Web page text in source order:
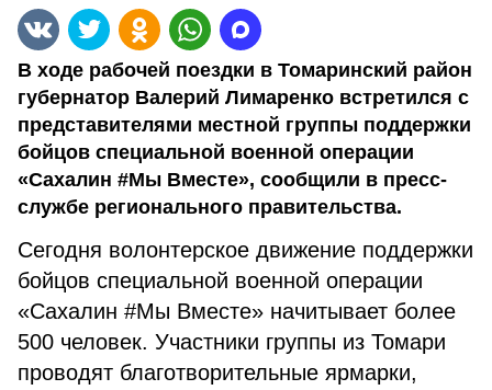
В ходе рабочей поездки в Томаринский район
губернатор Валерий Лимаренко встретился с
представителями местной группы поддержки
бойцов специальной военной операции
«Сахалин #Мы Вместе», сообщили в пресс-
службе регионального правительства.
Сегодня волонтерское движение поддержки
бойцов специальной военной операции
«Сахалин #Мы Вместе» начитывает более
500 человек. Участники группы из Томари
проводят благотворительные ярмарки,